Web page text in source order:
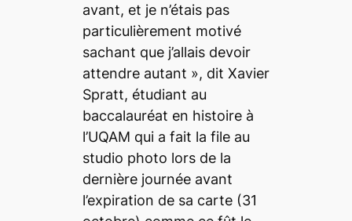
avant, et je n’étais pas
particulièrement motivé
sachant que j’allais devoir
attendre autant », dit Xavier
Spratt, étudiant au
baccalauréat en histoire à
l’UQAM qui a fait la file au
studio photo lors de la
dernière journée avant
l’expiration de sa carte (31